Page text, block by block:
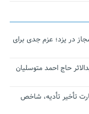
در یزد؛ عزم جدی برای
حاج احمد متوسلیان
تأخیر تأدیه، شاخص